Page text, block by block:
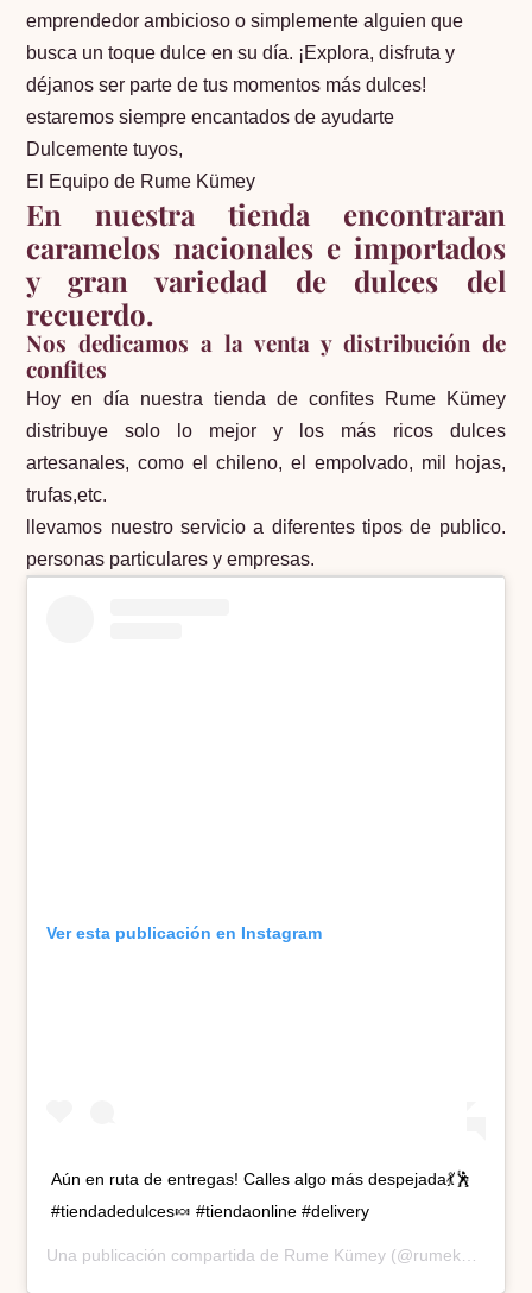
emprendedor ambicioso o simplemente alguien que
busca un toque dulce en su día. ¡Explora, disfruta y
déjanos ser parte de tus momentos más dulces!
estaremos siempre encantados de ayudarte
Dulcemente tuyos,
El Equipo de Rume Kümey
En nuestra tienda encontraran
caramelos nacionales e importados
y gran variedad de dulces del
recuerdo.
Nos dedicamos a la venta y distribución de
confites
Hoy en día nuestra tienda de confites Rume Kümey
distribuye solo lo mejor y los más ricos dulces
artesanales, como el chileno, el empolvado, mil hojas,
trufas,etc.
llevamos nuestro servicio a diferentes tipos de publico.
personas particulares y empresas.
Ver esta publicación en Instagram
Aún en ruta de entregas! Calles algo más despejada💃🕺
#tiendadedulces🍬 #tiendaonline #delivery
Una publicación compartida de Rume Kümey (@rumekumey) el